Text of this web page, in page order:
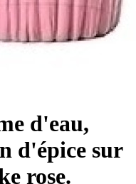
d'eau,
d'épice sur
rose.